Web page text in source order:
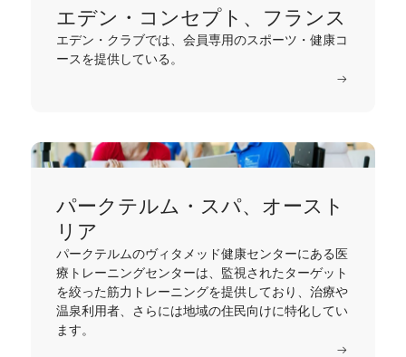
エデン・コンセプト、フランス
エデン・クラブでは、会員専用のスポーツ・健康コ
ースを提供している。
パークテルム・スパ、オースト
リア
パークテルムのヴィタメッド健康センターにある医
療トレーニングセンターは、監視されたターゲット
を絞った筋力トレーニングを提供しており、治療や
温泉利用者、さらには地域の住民向けに特化してい
ます。